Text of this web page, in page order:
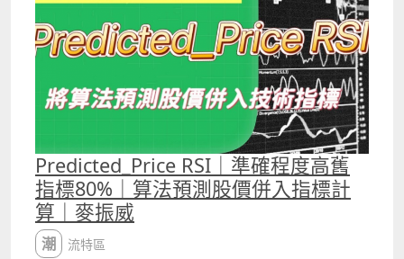
9A%E6%80%A7%E5%9B%9E%E6%AD%B8%E6%8C%87
%E6%A8%9910
Predicted_Price RSI｜準確程度高舊
指標80%｜算法預測股價併入指標計
算｜麥振威
潮流特區